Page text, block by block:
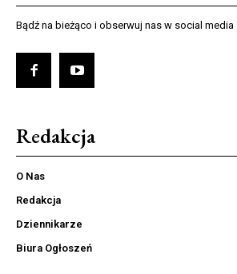
Bądź na bieżąco i obserwuj nas w social media
Redakcja
O Nas
Redakcja
Dziennikarze
Biura Ogłoszeń